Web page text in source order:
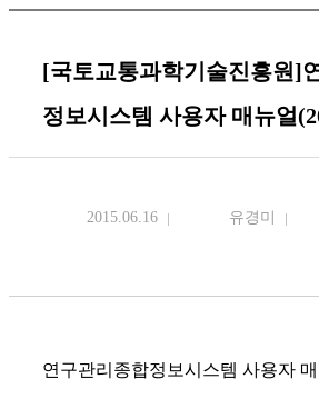
[국토교통과학기술진흥원]
정보시스템 사용자 매뉴얼
2015.06.16 유경미
연구관리종합정보시스템 사용자 매